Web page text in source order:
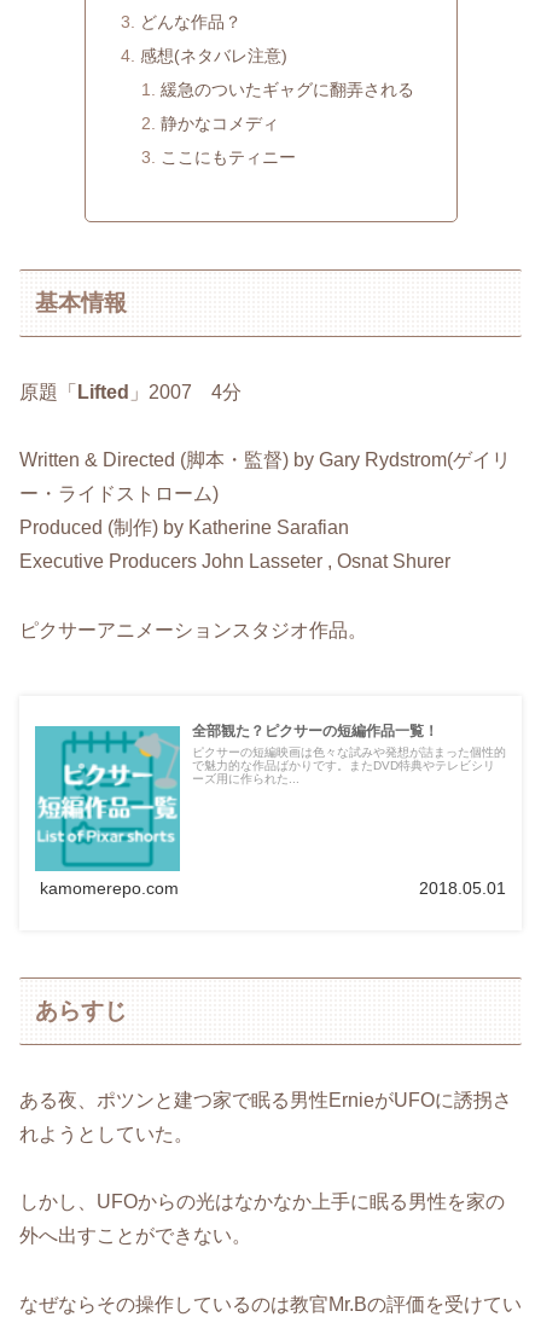
どんな作品？
感想(ネタバレ注意)
緩急のついたギャグに翻弄される
静かなコメディ
ここにもティニー
基本情報
原題「 Lifted 」2007 4分
Written & Directed (脚本・監督) by Gary Rydstrom(ゲイリ
ー・ライドストローム)
Produced (制作) by Katherine Sarafian
Executive Producers John Lasseter , Osnat Shurer
ピクサーアニメーションスタジオ作品。
全部観た？ピクサーの短編作品一覧！
ピクサーの短編映画は色々な試みや発想が詰まった個性的
で魅力的な作品ばかりです。またDVD特典やテレビシリ
ーズ用に作られた...
kamomerepo.com 2018.05.01
あらすじ
ある夜、ポツンと建つ家で眠る男性ErnieがUFOに誘拐さ
れようとしていた。
しかし、UFOからの光はなかなか上手に眠る男性を家の
外へ出すことができない。
なぜならその操作しているのは教官Mr.Bの評価を受けてい